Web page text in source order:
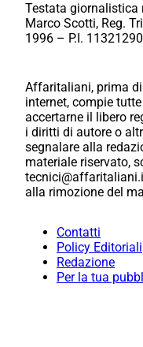
Testata giornalistica
Marco Scotti, Reg.
1996 – P.I.
Affaritaliani, prima
internet, compie
accertarne il libero
i diritti di autore o
segnalare alla
materiale riservato,
alla rimozione del
Contatti
Policy Editoriali
Redazione
Per la tua